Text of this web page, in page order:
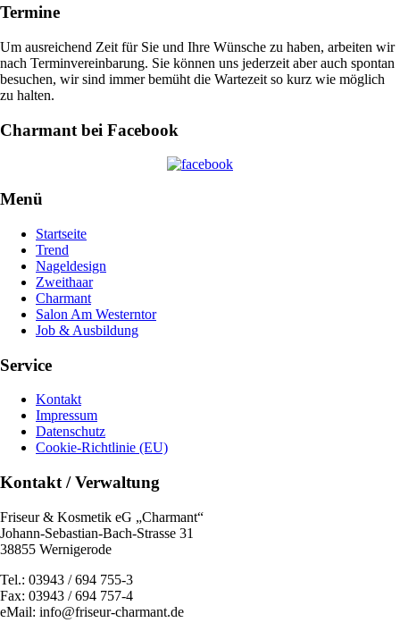
Termine
Um ausreichend Zeit für Sie und Ihre Wünsche zu haben, arbeiten wir
nach Terminvereinbarung. Sie können uns jederzeit aber auch spontan
besuchen, wir sind immer bemüht die Wartezeit so kurz wie möglich
zu halten.
Charmant bei Facebook
Menü
Startseite
Trend
Nageldesign
Zweithaar
Charmant
Salon Am Westerntor
Job & Ausbildung
Service
Kontakt
Impressum
Datenschutz
Cookie-Richtlinie (EU)
Kontakt / Verwaltung
Friseur & Kosmetik eG „Charmant“
Johann-Sebastian-Bach-Strasse 31
38855 Wernigerode
Tel.: 03943 / 694 755-3
Fax: 03943 / 694 757-4
eMail: info@friseur-charmant.de